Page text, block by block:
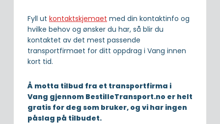
Fyll ut kontaktskjemaet med din kontaktinfo og
hvilke behov og ønsker du har, så blir du
kontaktet av det mest passende
transportfirmaet for ditt oppdrag i Vang innen
kort tid.
Å motta tilbud fra et transportfirma i
Vang gjennom BestilleTransport.no er helt
gratis for deg som bruker, og vi har ingen
påslag på tilbudet.